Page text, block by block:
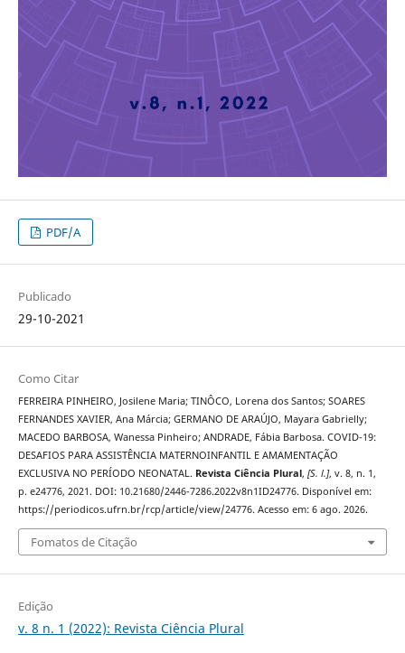
PDF/A
Publicado
29-10-2021
Como Citar
FERREIRA PINHEIRO, Josilene Maria; TINÔCO, Lorena dos Santos; SOARES
FERNANDES XAVIER, Ana Márcia; GERMANO DE ARAÚJO, Mayara Gabrielly;
MACEDO BARBOSA, Wanessa Pinheiro; ANDRADE, Fábia Barbosa. COVID-19:
DESAFIOS PARA ASSISTÊNCIA MATERNOINFANTIL E AMAMENTAÇÃO
EXCLUSIVA NO PERÍODO NEONATAL. Revista Ciência Plural, [S. l.], v. 8, n. 1,
p. e24776, 2021. DOI: 10.21680/2446-7286.2022v8n1ID24776. Disponível em:
https://periodicos.ufrn.br/rcp/article/view/24776. Acesso em: 6 ago. 2026.
Fomatos de Citação
Edição
v. 8 n. 1 (2022): Revista Ciência Plural